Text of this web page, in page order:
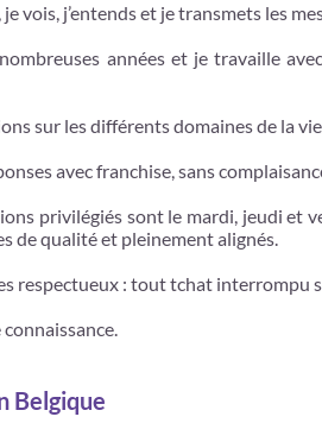
vois, j’entends et je transmets les
années et je travaille
sur les différents domaines de la
avec franchise, sans
privilégiés sont le mardi, jeudi et
de qualité et pleinement alignés.
respectueux : tout tchat
Belgique